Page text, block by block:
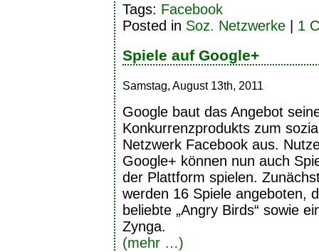
Tags: Facebook
Posted in Soz. Netzwerke 1
Spiele auf Google+
Samstag, August 13th, 2011
Google baut das Angebot
Konkurrenzprodukts zum
Netzwerk Facebook aus.
Google+ können nun auch
der Plattform spielen.
werden 16 Spiele angeboten,
beliebte „Angry Birds“ sowie
Zynga.
(mehr …)